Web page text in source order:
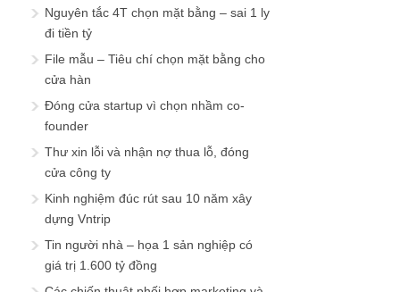
Nguyên tắc 4T chọn mặt bằng – sai 1 ly
đi tiền tỷ
File mẫu – Tiêu chí chọn mặt bằng cho
cửa hàn
Đóng cửa startup vì chọn nhầm co-
founder
Thư xin lỗi và nhận nợ thua lỗ, đóng
cửa công ty
Kinh nghiệm đúc rút sau 10 năm xây
dựng Vntrip
Tin người nhà – họa 1 sản nghiệp có
giá trị 1.600 tỷ đồng